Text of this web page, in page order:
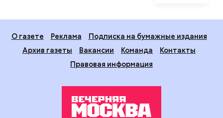
О газете Реклама
Подписка на бумажные издания
Архив газеты
Вакансии Команда
Контакты
Правовая информация